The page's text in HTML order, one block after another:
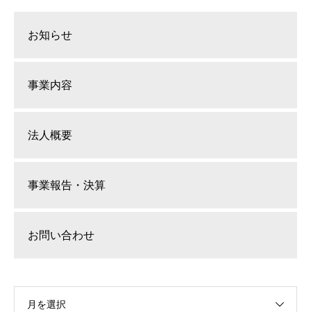
お知らせ
事業内容
法人概要
事業報告・決算
お問い合わせ
月を選択